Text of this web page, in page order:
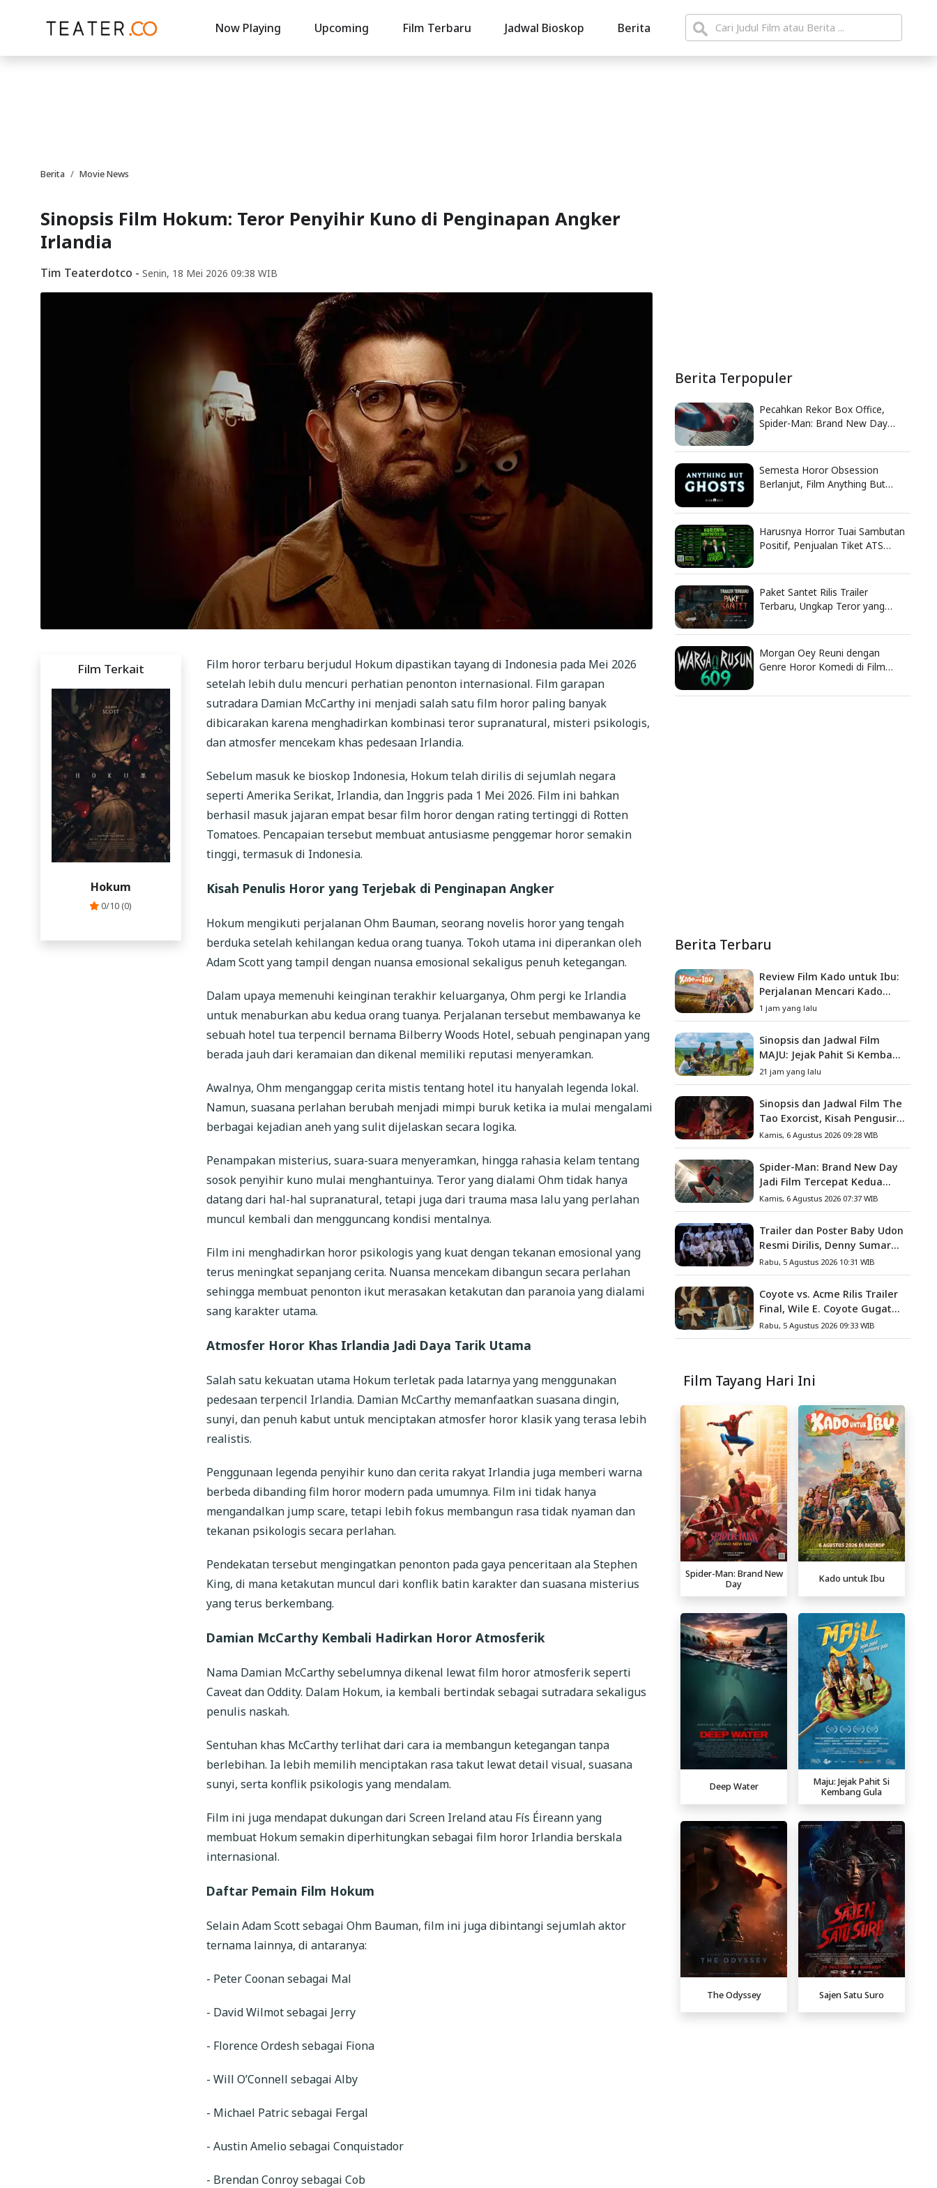
Now Playing Upcoming Film Terbaru Jadwal Bioskop Berita
Berita Movie News
Sinopsis Film Hokum: Teror Penyihir Kuno di Penginapan Angker
Irlandia
Tim Teaterdotco - Senin, 18 Mei 2026 09:38 WIB
Film horor terbaru berjudul Hokum dipastikan tayang di Indonesia pada Mei 2026
setelah lebih dulu mencuri perhatian penonton internasional. Film garapan
sutradara Damian McCarthy ini menjadi salah satu film horor paling banyak
dibicarakan karena menghadirkan kombinasi teror supranatural, misteri psikologis,
dan atmosfer mencekam khas pedesaan Irlandia.
Sebelum masuk ke bioskop Indonesia, Hokum telah dirilis di sejumlah negara
seperti Amerika Serikat, Irlandia, dan Inggris pada 1 Mei 2026. Film ini bahkan
berhasil masuk jajaran empat besar film horor dengan rating tertinggi di Rotten
Tomatoes. Pencapaian tersebut membuat antusiasme penggemar horor semakin
tinggi, termasuk di Indonesia.
Kisah Penulis Horor yang Terjebak di Penginapan Angker
Hokum mengikuti perjalanan Ohm Bauman, seorang novelis horor yang tengah
berduka setelah kehilangan kedua orang tuanya. Tokoh utama ini diperankan oleh
Adam Scott yang tampil dengan nuansa emosional sekaligus penuh ketegangan.
Dalam upaya memenuhi keinginan terakhir keluarganya, Ohm pergi ke Irlandia
untuk menaburkan abu kedua orang tuanya. Perjalanan tersebut membawanya ke
sebuah hotel tua terpencil bernama Bilberry Woods Hotel, sebuah penginapan yang
berada jauh dari keramaian dan dikenal memiliki reputasi menyeramkan.
Awalnya, Ohm menganggap cerita mistis tentang hotel itu hanyalah legenda lokal.
Namun, suasana perlahan berubah menjadi mimpi buruk ketika ia mulai mengalami
berbagai kejadian aneh yang sulit dijelaskan secara logika.
Penampakan misterius, suara-suara menyeramkan, hingga rahasia kelam tentang
sosok penyihir kuno mulai menghantuinya. Teror yang dialami Ohm tidak hanya
datang dari hal-hal supranatural, tetapi juga dari trauma masa lalu yang perlahan
muncul kembali dan mengguncang kondisi mentalnya.
Film ini menghadirkan horor psikologis yang kuat dengan tekanan emosional yang
terus meningkat sepanjang cerita. Nuansa mencekam dibangun secara perlahan
sehingga membuat penonton ikut merasakan ketakutan dan paranoia yang dialami
sang karakter utama.
Atmosfer Horor Khas Irlandia Jadi Daya Tarik Utama
Salah satu kekuatan utama Hokum terletak pada latarnya yang menggunakan
pedesaan terpencil Irlandia. Damian McCarthy memanfaatkan suasana dingin,
sunyi, dan penuh kabut untuk menciptakan atmosfer horor klasik yang terasa lebih
realistis.
Penggunaan legenda penyihir kuno dan cerita rakyat Irlandia juga memberi warna
berbeda dibanding film horor modern pada umumnya. Film ini tidak hanya
mengandalkan jump scare, tetapi lebih fokus membangun rasa tidak nyaman dan
tekanan psikologis secara perlahan.
Pendekatan tersebut mengingatkan penonton pada gaya penceritaan ala Stephen
King, di mana ketakutan muncul dari konflik batin karakter dan suasana misterius
yang terus berkembang.
Damian McCarthy Kembali Hadirkan Horor Atmosferik
Nama Damian McCarthy sebelumnya dikenal lewat film horor atmosferik seperti
Caveat dan Oddity. Dalam Hokum, ia kembali bertindak sebagai sutradara sekaligus
penulis naskah.
Sentuhan khas McCarthy terlihat dari cara ia membangun ketegangan tanpa
berlebihan. Ia lebih memilih menciptakan rasa takut lewat detail visual, suasana
sunyi, serta konflik psikologis yang mendalam.
Film ini juga mendapat dukungan dari Screen Ireland atau Fís Éireann yang
membuat Hokum semakin diperhitungkan sebagai film horor Irlandia berskala
internasional.
Daftar Pemain Film Hokum
Selain Adam Scott sebagai Ohm Bauman, film ini juga dibintangi sejumlah aktor
ternama lainnya, di antaranya:
- Peter Coonan sebagai Mal
- David Wilmot sebagai Jerry
- Florence Ordesh sebagai Fiona
- Will O’Connell sebagai Alby
- Michael Patric sebagai Fergal
- Austin Amelio sebagai Conquistador
- Brendan Conroy sebagai Cob
Film Terkait
Hokum
0/10 (0)
Berita Terpopuler
Pecahkan Rekor Box Office,
Spider-Man: Brand New Day
Semesta Horor Obsession
Berlanjut, Film Anything But
Nikki
Harusnya Horror Tuai Sambutan
Positif, Penjualan Tiket ATS
Paket Santet Rilis Trailer
Terbaru, Ungkap Teror yang
Morgan Oey Reuni dengan
Genre Horor Komedi di Film
Berita Terbaru
Review Film Kado untuk Ibu:
Perjalanan Mencari Kado
yang Mengajarkan Arti
Keluarga
1 jam yang lalu
Sinopsis dan Jadwal Film
MAJU: Jejak Pahit Si Kembang
Gula, Misteri Hilangnya
Bagas di Lokasi Jambore
21 jam yang lalu
Sinopsis dan Jadwal Film The
Tao Exorcist, Kisah Pengusir
Setan Melawan Kutukan
Mematikan
Kamis, 6 Agustus 2026 09:28 WIB
Spider-Man: Brand New Day
Jadi Film Tercepat Kedua
yang Berhasil Tembus US$1
Miliar
Kamis, 6 Agustus 2026 07:37 WIB
Trailer dan Poster Baby Udon
Resmi Dirilis, Denny Sumargo
Angkat Kisah Nyata Fanny
Kondoh
Rabu, 5 Agustus 2026 10:31 WIB
Coyote vs. Acme Rilis Trailer
Final, Wile E. Coyote Gugat
Acme Corporation ke
Pengadilan
Rabu, 5 Agustus 2026 09:33 WIB
Film Tayang Hari Ini
Spider-Man: Brand New
Day
Kado untuk Ibu
Deep Water
Maju: Jejak Pahit Si
Kembang Gula
The Odyssey Sajen Satu Suro